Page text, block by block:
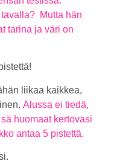
Mutta hän
tarina ja väri on
liikaa kaikkea,
Alussa ei tiedä,
huomaat kertovasi
antaa 5 pistettä.